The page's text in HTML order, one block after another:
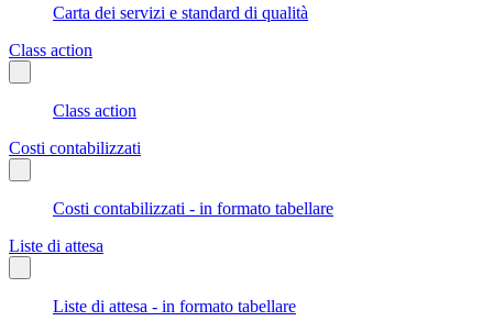
Carta dei servizi e standard di qualità
Class action
Class action
Costi contabilizzati
Costi contabilizzati - in formato tabellare
Liste di attesa
Liste di attesa - in formato tabellare